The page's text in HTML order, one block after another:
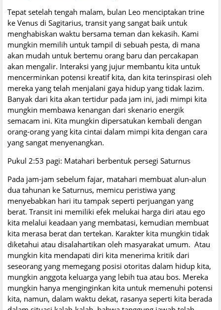
Tepat setelah tengah malam, bulan Leo menciptakan trine
ke Venus di Sagitarius, transit yang sangat baik untuk
menghabiskan waktu bersama teman dan kekasih. Kami
mungkin memilih untuk tampil di sebuah pesta, di mana
akan mudah untuk bertemu orang baru dan percakapan
akan mengalir. Interaksi yang jujur ​​membantu kita untuk
mencerminkan potensi kreatif kita, dan kita terinspirasi oleh
mereka yang telah menjalani gaya hidup yang tidak lazim.
Banyak dari kita akan tertidur pada jam ini, jadi mimpi kita
mungkin membawa kenangan dari skenario energik
semacam ini. Kita mungkin dipersatukan kembali dengan
orang-orang yang kita cintai dalam mimpi kita dengan cara
yang sangat menyenangkan.
Pukul 2:53 pagi: Matahari berbentuk persegi Saturnus
Pada jam-jam sebelum fajar, matahari membuat alun-alun
dua tahunan ke Saturnus, memicu peristiwa yang
menyebabkan hari itu tampak seperti perjuangan yang
berat. Transit ini memiliki efek melukai harga diri atau ego
kita melalui keadaan yang membatasi, kemudian membuat
kita merasa berat dan tertekan. Karakter kita mungkin tidak
diketahui atau disalahartikan oleh masyarakat umum. Atau
mungkin kita mendapati diri kita menerima kritik dari
seseorang yang memegang posisi otoritas dalam hidup kita,
mungkin anggota keluarga yang lebih tua atau bos. Mereka
mungkin hanya menginginkan kita untuk memenuhi potensi
kita, namun, dalam waktu dekat, rasanya seperti kita berada